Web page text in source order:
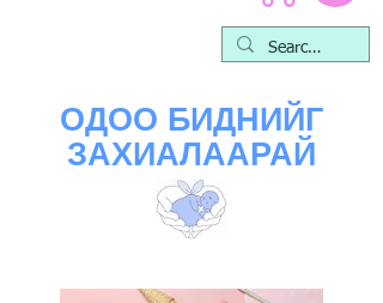
ОДОО БИДНИЙГ
ЗАХИАЛААРАЙ